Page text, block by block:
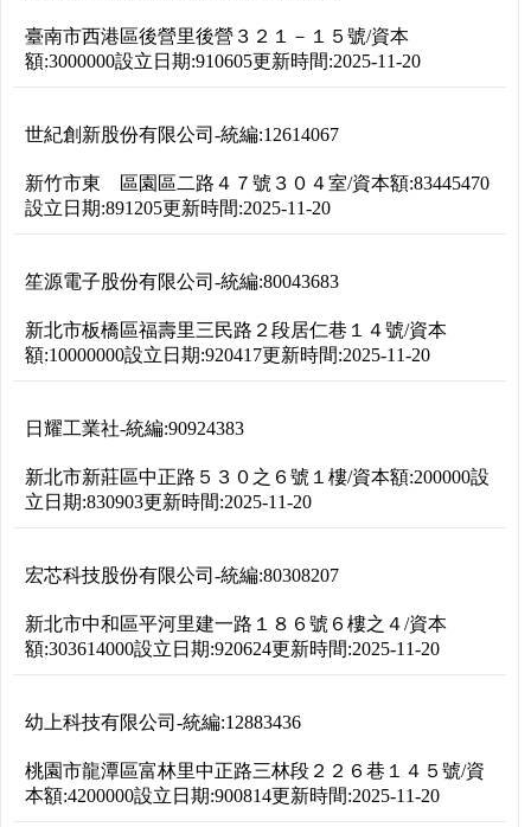
臺南市西港區後營里後營３２１－１５號/資本
額:3000000設立日期:910605更新時間:2025-11-20
世紀創新股份有限公司 -統編:12614067
新竹市東 區園區二路４７號３０４室/資本額:83445470
設立日期:891205更新時間:2025-11-20
笙源電子股份有限公司 -統編:80043683
新北市板橋區福壽里三民路２段居仁巷１４號/資本
額:10000000設立日期:920417更新時間:2025-11-20
日耀工業社-統編:90924383
新北市新莊區中正路５３０之６號１樓/資本額:200000設
立日期:830903更新時間:2025-11-20
宏芯科技股份有限公司 -統編:80308207
新北市中和區平河里建一路１８６號６樓之４/資本
額:303614000設立日期:920624更新時間:2025-11-20
幼上科技有限公司 -統編:12883436
桃園市龍潭區富林里中正路三林段２２６巷１４５號/資
本額:4200000設立日期:900814更新時間:2025-11-20